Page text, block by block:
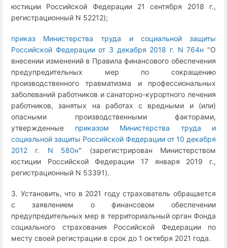
юстиции Российской Федерации 21 сентября 2018 г.,
регистрационный N 52212);
приказ Министерства труда и социальной защиты
Российской Федерации от 3 декабря 2018 г. N 764н "О
внесении изменений в Правила финансового обеспечения
предупредительных мер по сокращению
производственного травматизма и профессиональных
заболеваний работников и санаторно-курортного лечения
работников, занятых на работах с вредными и (или)
опасными производственными факторами,
утвержденные приказом Министерства труда и
социальной защиты Российской Федерации от 10 декабря
2012 г. N 580н" (зарегистрирован Министерством
юстиции Российской Федерации 17 января 2019 г.,
регистрационный N 53391).
3. Установить, что в 2021 году страхователь обращается
с заявлением о финансовом обеспечении
предупредительных мер в территориальный орган Фонда
социального страхования Российской Федерации по
месту своей регистрации в срок до 1 октября 2021 года.